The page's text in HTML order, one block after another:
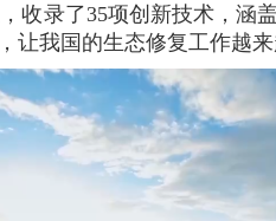
收录了35项创新技术，涵
让我国的生态修复工作越来